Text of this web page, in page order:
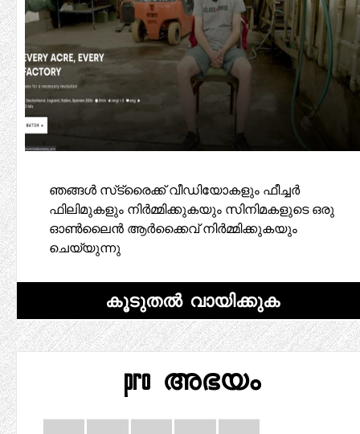
ഞങ്ങൾ സ്‌ട്രൈക്ക് വീഡിയോകളും ഫീച്ചർ
ഫിലിമുകളും നിർമ്മിക്കുകയും സിനിമകളുടെ ഒരു
ഓൺലൈൻ ആർക്കൈവ് നിർമ്മിക്കുകയും
ചെയ്യുന്നു
കൂടുതൽ വായിക്കുക
pro അഭയം